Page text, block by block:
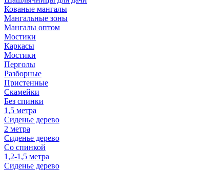
Кованые мангалы
Мангальные зоны
Мангалы оптом
Мостики
Каркасы
Мостики
Перголы
Разборные
Пристенные
Скамейки
Без спинки
1,5 метра
Сиденье дерево
2 метра
Сиденье дерево
Со спинкой
1,2-1,5 метра
Сиденье дерево